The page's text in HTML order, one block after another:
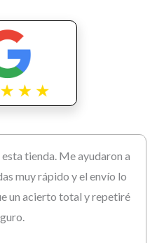
tienda. Me ayudaron a
muy rápido y el envío lo
un acierto total y repetiré